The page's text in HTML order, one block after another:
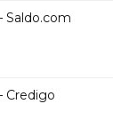
Saldo.com
Credigo